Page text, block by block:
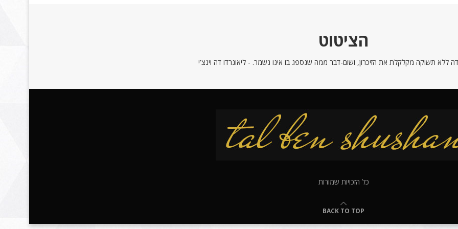
הציטוט
ללא תשוקה מקלקלת את הזיכרון, ושום-דבר ממה שנספג בו אינו נשמר. - ליאונרדו דה וינצ'י
כל הזכויות שמורות
BACK TO TOP